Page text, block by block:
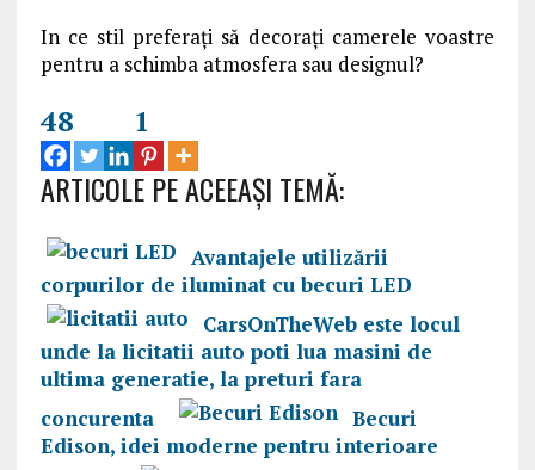
In ce stil preferați să decorați camerele voastre
pentru a schimba atmosfera sau designul?
48 1
ARTICOLE PE ACEEAŞI TEMĂ:
Avantajele utilizării
corpurilor de iluminat cu becuri LED
CarsOnTheWeb este locul
unde la licitatii auto poti lua masini de
ultima generatie, la preturi fara
concurenta
Becuri
Edison, idei moderne pentru interioare